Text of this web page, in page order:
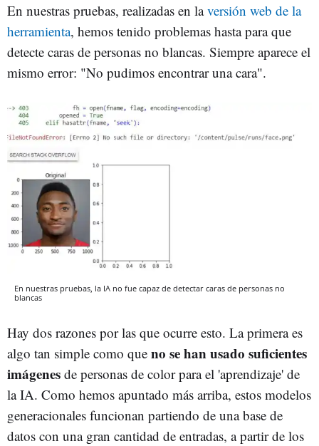
En nuestras pruebas, realizadas en laversión web de la
herramienta, hemos tenido problemas hasta para que
detecte caras de personas no blancas. Siempre aparece el
mismo error: "No pudimos encontrar una cara".
En nuestras pruebas, la IA no fue capaz de detectar caras de personas no
blancas
Hay dos razones por las que ocurre esto. La primera es
algo tan simple como que no se han usado suficientes
imágenes de personas de color para el 'aprendizaje' de
la IA. Como hemos apuntado más arriba, estos modelos
generacionales funcionan partiendo de una base de
datos con una gran cantidad de entradas, a partir de los